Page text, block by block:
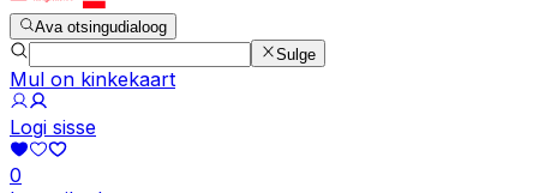
Ava otsingudialoog
Sulge
Mul on kinkekaart
Logi sisse
0